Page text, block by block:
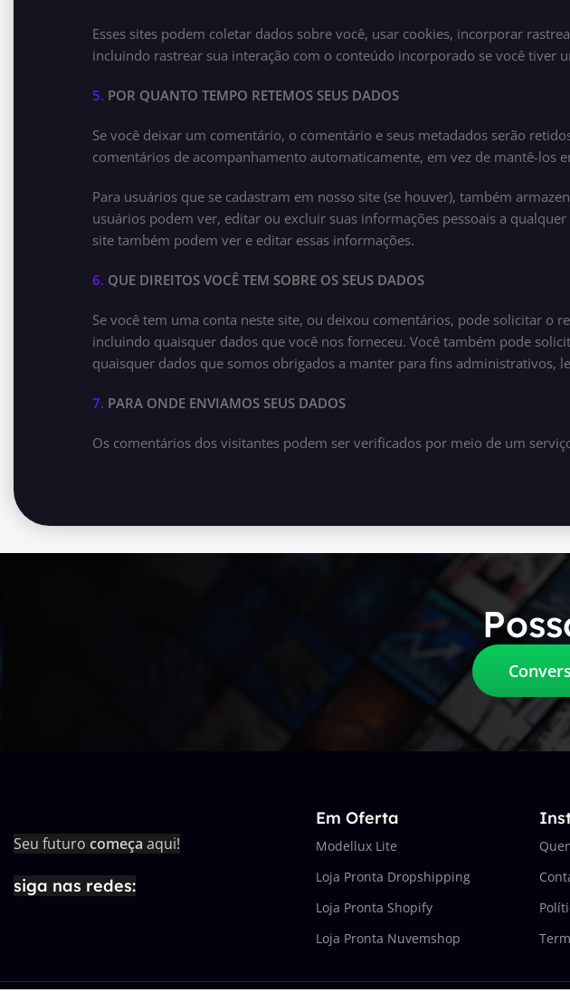
Esses sites podem coletar dados sobre você, usar cookies, incorporar
incluindo rastrear sua interação com o conteúdo incorporado se você tiver
5. POR QUANTO TEMPO RETEMOS SEUS DADOS
Se você deixar um comentário, o comentário e seus metadados serão
comentários de acompanhamento automaticamente, em vez de mantê-los
Para usuários que se cadastram em nosso site (se houver), também
usuários podem ver, editar ou excluir suas informações pessoais a
site também podem ver e editar essas informações.
6. QUE DIREITOS VOCÊ TEM SOBRE OS SEUS DADOS
Se você tem uma conta neste site, ou deixou comentários, pode solicitar o
incluindo quaisquer dados que você nos forneceu. Você também pode
quaisquer dados que somos obrigados a manter para fins administrativos,
7. PARA ONDE ENVIAMOS SEUS DADOS
Os comentários dos visitantes podem ser verificados por meio de um
Seu futuro começa aqui!
siga nas redes:
Em Oferta
Modellux Lite
Loja Pronta Dropshipping
Loja Pronta Shopify
Loja Pronta Nuvemshop